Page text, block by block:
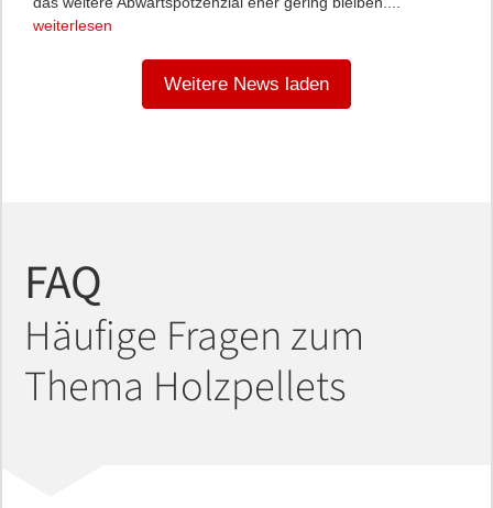
FAQ
Häufige Fragen zum
Thema Holzpellets